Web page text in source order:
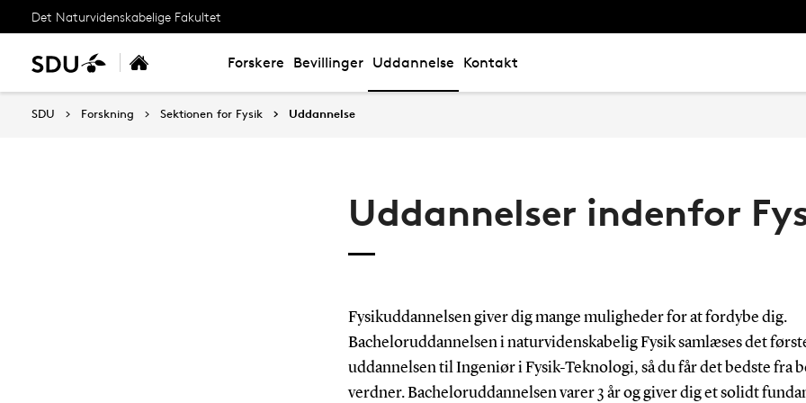
Det Naturvidenskabelige Fakultet
Forskere Bevillinger Uddannelse Kontakt
SDU Forskning Sektionen for Fysik Uddannelse
Uddannelser indenfor
Fysikuddannelsen giver dig mange muligheder for at fordybe dig.
Bacheloruddannelsen i naturvidenskabelig Fysik samlæses det
uddannelsen til Ingeniør i Fysik-Teknologi, så du får det bedste fra
verdner. Bacheloruddannelsen varer 3 år og giver dig et solidt